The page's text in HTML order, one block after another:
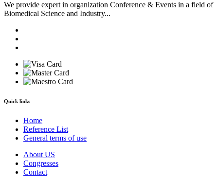
We provide expert in organization Conference & Events in a field of
Biomedical Science and Industry...
Quick links
Home
Reference List
General terms of use
About US
Congresses
Contact